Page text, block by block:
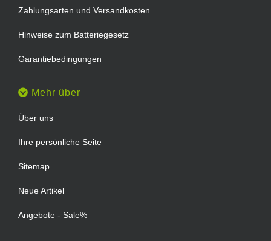
Zahlungsarten und Versandkosten
Hinweise zum Batteriegesetz
Garantiebedingungen
Mehr über
Über uns
Ihre persönliche Seite
Sitemap
Neue Artikel
Angebote - Sale%